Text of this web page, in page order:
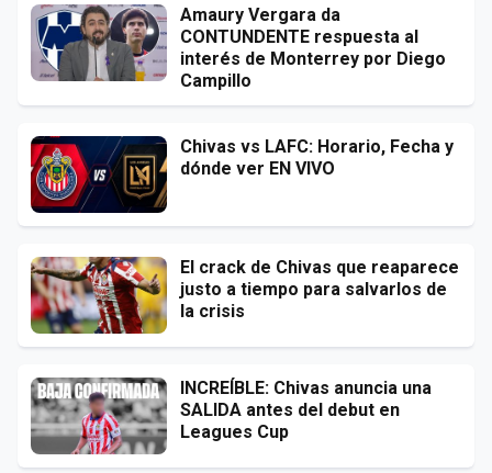
Amaury Vergara da
CONTUNDENTE respuesta al
interés de Monterrey por Diego
Campillo
Chivas vs LAFC: Horario, Fecha y
dónde ver EN VIVO
El crack de Chivas que reaparece
justo a tiempo para salvarlos de
la crisis
INCREÍBLE: Chivas anuncia una
SALIDA antes del debut en
Leagues Cup